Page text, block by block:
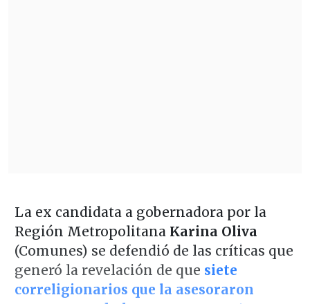
La ex candidata a gobernadora por la
Región Metropolitana Karina Oliva
(Comunes) se defendió de las críticas que
generó la revelación de que siete
correligionarios que la asesoraron